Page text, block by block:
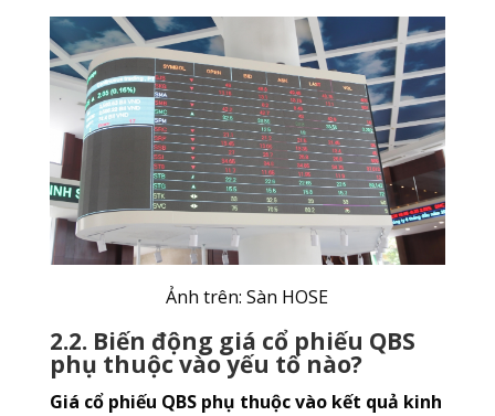
Ảnh trên: Sàn HOSE
2.2. Biến động giá cổ phiếu QBS
phụ thuộc vào yếu tố nào?
Giá cổ phiếu QBS phụ thuộc vào kết quả kinh